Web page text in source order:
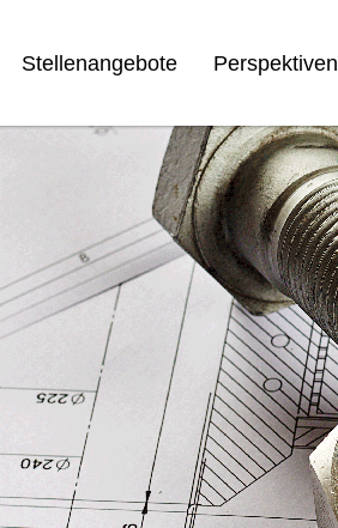
Stellenangebote Perspektiven